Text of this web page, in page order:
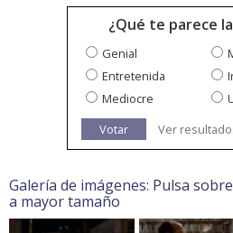
¿Qué te parece
Genial
Entretenida
Mediocre
Votar
Ver
Galería de imágenes: Pulsa
a mayor tamaño